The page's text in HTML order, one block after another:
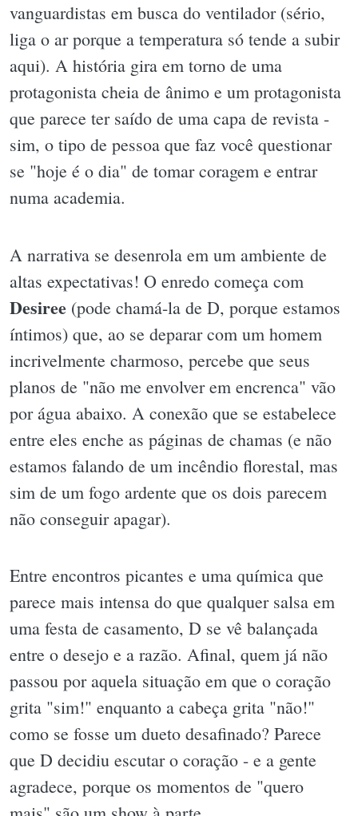
vanguardistas em busca do ventilador (sério,
liga o ar porque a temperatura só tende a subir
aqui). A história gira em torno de uma
protagonista cheia de ânimo e um protagonista
que parece ter saído de uma capa de revista -
sim, o tipo de pessoa que faz você questionar
se "hoje é o dia" de tomar coragem e entrar
numa academia.
A narrativa se desenrola em um ambiente de
altas expectativas! O enredo começa com
Desiree (pode chamá-la de D, porque estamos
íntimos) que, ao se deparar com um homem
incrivelmente charmoso, percebe que seus
planos de "não me envolver em encrenca" vão
por água abaixo. A conexão que se estabelece
entre eles enche as páginas de chamas (e não
estamos falando de um incêndio florestal, mas
sim de um fogo ardente que os dois parecem
não conseguir apagar).
Entre encontros picantes e uma química que
parece mais intensa do que qualquer salsa em
uma festa de casamento, D se vê balançada
entre o desejo e a razão. Afinal, quem já não
passou por aquela situação em que o coração
grita "sim!" enquanto a cabeça grita "não!"
como se fosse um dueto desafinado? Parece
que D decidiu escutar o coração - e a gente
agradece, porque os momentos de "quero